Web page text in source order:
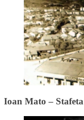
Ioan Mato – Stafeta